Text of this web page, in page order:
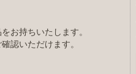
お持ちいたします。
認いただけます。